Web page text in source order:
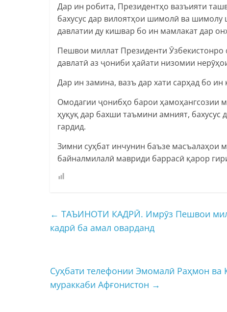
Дар ин робита, Президентҳо вазъияти
бахусус дар вилоятҳои шимолӣ ва
давлатии ду кишвар бо ин мамлакат дар
Пешвои миллат Президенти Ӯзбекистонро
давлатӣ аз ҷониби ҳайати низомии
Дар ин замина, вазъ дар хати сарҳад бо
Омодагии ҷонибҳо барои ҳамоҳангсозии
ҳуқуқ дар бахши таъмини амният, бахусус
гардид.
Зимни суҳбат инчунин баъзе масъалаҳои
байналмилалӣ мавриди баррасӣ қарор
← ТАЪИНОТИ КАДРӢ. Имрӯз Пешвои
кадрӣ ба амал оварданд
Суҳбати телефонии Эмомалӣ Раҳмон
мураккаби Афғонистон →